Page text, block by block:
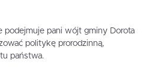
podejmuje pani wójt gminy Dorota
politykę prorodzinną,
państwa.